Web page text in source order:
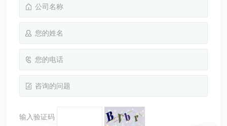
输入验证码